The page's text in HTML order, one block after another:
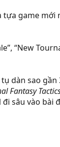
tựa game mới
“New
dàn sao gần
Fantasy
sâu vào